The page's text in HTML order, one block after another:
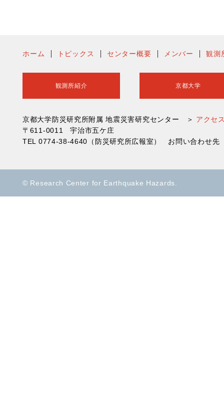
ホーム トピックス センター概要 メンバー 観測
観測所紹介 京都大学
京都大学防災研究所附属 地震災害研究センター ＞ アクセ
〒611-0011 宇治市五ケ庄
TEL 0774-38-4640（防災研究所広報室） お問い合わせ先
© Research Center for Earthquake Hazards.